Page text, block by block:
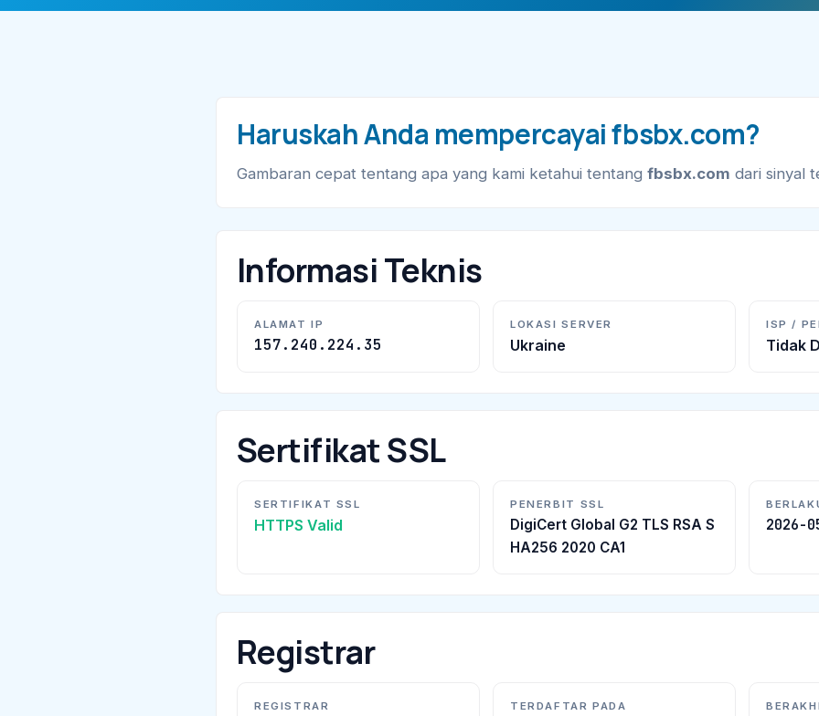
Haruskah Anda mempercayai fbsbx.com?
Gambaran cepat tentang apa yang kami ketahui tentang fbsbx.com dari sinyal
Informasi Teknis
ALAMAT IP
157.240.224.35
LOKASI SERVER
Ukraine
ISP /
Tidak
Sertifikat SSL
SERTIFIKAT SSL
HTTPS Valid
PENERBIT SSL
DigiCert Global G2 TLS RSA S
HA256 2020 CA1
2026-
Registrar
REGISTRAR TERDAFTAR PADA